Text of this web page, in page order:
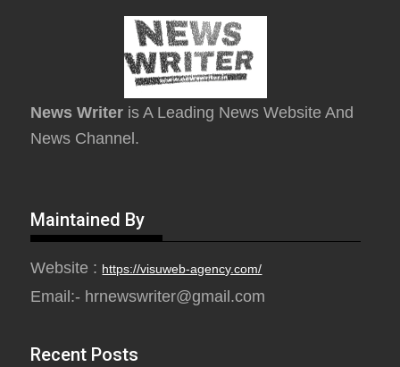
News Writer is A Leading News Website And
News Channel.
Maintained By
Website : https://visuweb-agency.com/
Email:- hrnewswriter@gmail.com
Recent Posts